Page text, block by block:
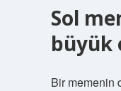
Sol
büyük
Bir memenin